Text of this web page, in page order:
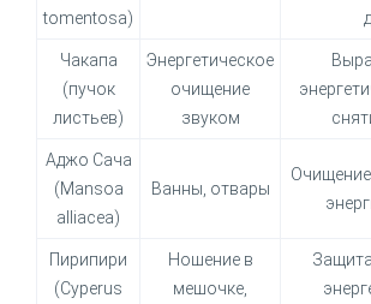
tomentosa)
Чакапа
(пучок
листьев)
Энергетическое
очищение
звуком
Аджо Сача
(Mansoa
alliacea)
Ванны, отвары
Пирипири
(Cyperus
Ношение в
мешочке,